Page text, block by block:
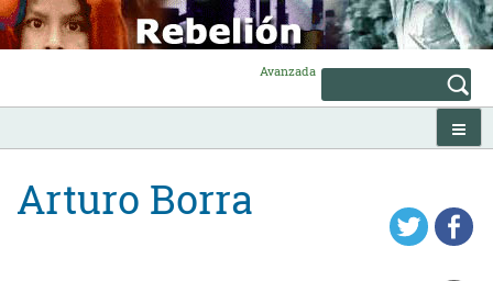
Skip
to
content
Avanzada
Arturo Borra